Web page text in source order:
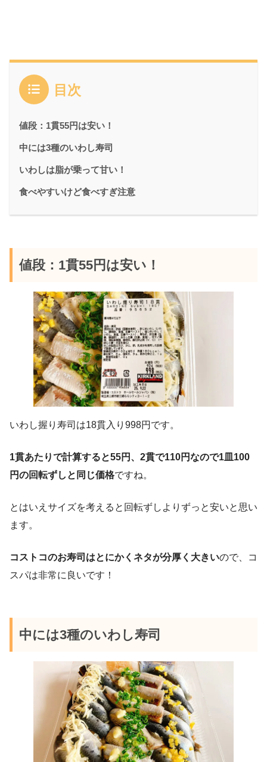
目次
値段：1貫55円は安い！
中には3種のいわし寿司
いわしは脂が乗って甘い！
食べやすいけど食べすぎ注意
値段：1貫55円は安い！
いわし握り寿司は18貫入り998円です。
1貫あたりで計算すると55円、2貫で110円なので1皿100
円の回転ずしと同じ価格ですね。
とはいえサイズを考えると回転ずしよりずっと安いと思い
ます。
コストコのお寿司はとにかくネタが分厚く大きいので、コ
スパは非常に良いです！
中には3種のいわし寿司